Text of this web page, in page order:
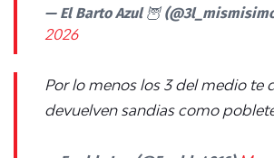
— El Barto Azul 🦉
2026
Por lo menos los 3 del medio te
devuelven sandias como